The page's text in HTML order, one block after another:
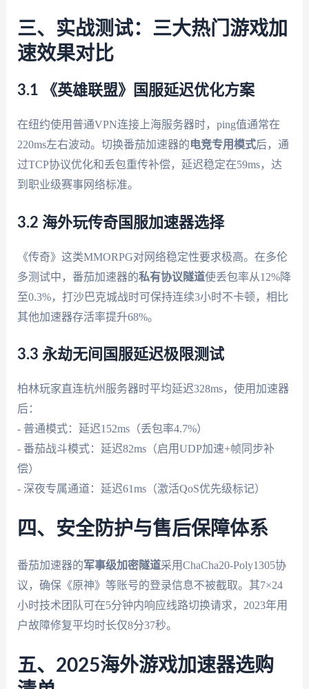
三、实战测试：三大热门游戏加
速效果对比
3.1 《英雄联盟》国服延迟优化方案
在纽约使用普通VPN连接上海服务器时，ping值通常在
220ms左右波动。切换番茄加速器的电竞专用模式后，通
过TCP协议优化和丢包重传补偿，延迟稳定在59ms，达
到职业级赛事网络标准。
3.2 海外玩传奇国服加速器选择
《传奇》这类MMORPG对网络稳定性要求极高。在多伦
多测试中，番茄加速器的私有协议隧道使丢包率从12%降
至0.3%，打沙巴克城战时可保持连续3小时不卡顿，相比
其他加速器存活率提升68%。
3.3 永劫无间国服延迟极限测试
柏林玩家直连杭州服务器时平均延迟328ms，使用加速器
后：
- 普通模式：延迟152ms（丢包率4.7%）
- 番茄战斗模式：延迟82ms（启用UDP加速+帧同步补
偿）
- 深夜专属通道：延迟61ms（激活QoS优先级标记）
四、安全防护与售后保障体系
番茄加速器的军事级加密隧道采用ChaCha20-Poly1305协
议，确保《原神》等账号的登录信息不被截取。其7×24
小时技术团队可在5分钟内响应线路切换请求，2023年用
户故障修复平均时长仅8分37秒。
五、2025海外游戏加速器选购